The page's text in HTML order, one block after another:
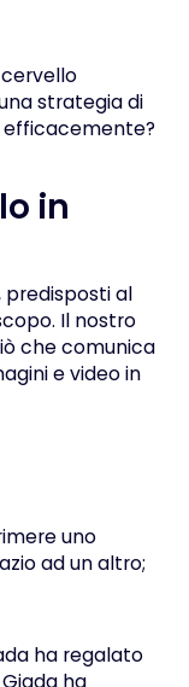
strategia di
in
predisposti al
Il nostro
che comunica
e video in
uno
ad un altro;
ha regalato
ha